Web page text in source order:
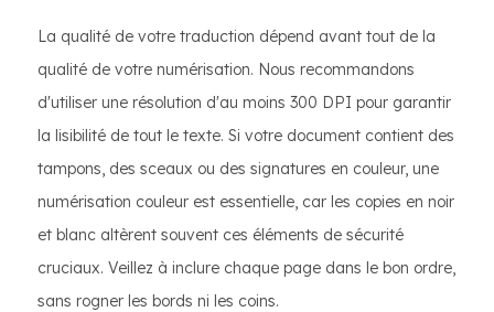
La qualité de votre traduction dépend avant tout de la
qualité de votre numérisation. Nous recommandons
d'utiliser une résolution d'au moins 300 DPI pour garantir
la lisibilité de tout le texte. Si votre document contient des
tampons, des sceaux ou des signatures en couleur, une
numérisation couleur est essentielle, car les copies en noir
et blanc altèrent souvent ces éléments de sécurité
cruciaux. Veillez à inclure chaque page dans le bon ordre,
sans rogner les bords ni les coins.